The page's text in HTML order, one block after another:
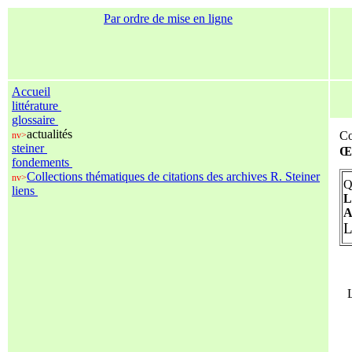
Par ordre de mise en ligne
Accueil
littérature
glossaire
nv>actualités
steiner
fondements
nv>Collections thématiques de citations des archives R. Steiner
liens